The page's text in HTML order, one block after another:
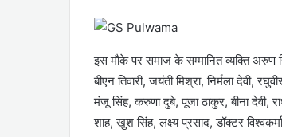
इस मौके पर समाज के सम्मानित व्यक्ति
बीएन तिवारी, जयंती मिश्रा, निर्मला देवी,
मंजू सिंह, करुणा दुबे, पूजा ठाकुर, बीना देवी,
शाह, खुश सिंह, लक्ष्य प्रसाद, डॉक्टर